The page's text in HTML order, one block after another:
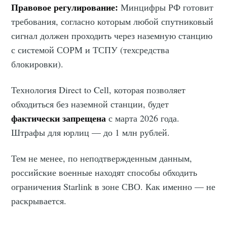
Правовое регулирование: Минцифры РФ готовит
требования, согласно которым любой спутниковый
сигнал должен проходить через наземную станцию
с системой СОРМ и ТСПУ (техсредства
блокировки).
Технология Direct to Cell, которая позволяет
обходиться без наземной станции, будет
фактически запрещена с марта 2026 года.
Штрафы для юрлиц — до 1 млн рублей.
Тем не менее, по неподтвержденным данным,
российские военные находят способы обходить
ограничения Starlink в зоне СВО. Как именно — не
раскрывается.